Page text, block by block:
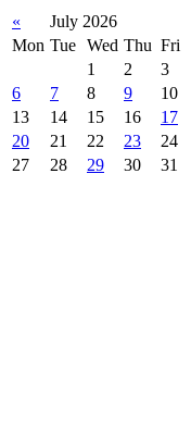
« July 2026
Mon Tue Wed Thu Fri
1
2 3
6
7 8 9 10
13
14 15 16 17
20
21 22 23 24
27
28 29 30 31